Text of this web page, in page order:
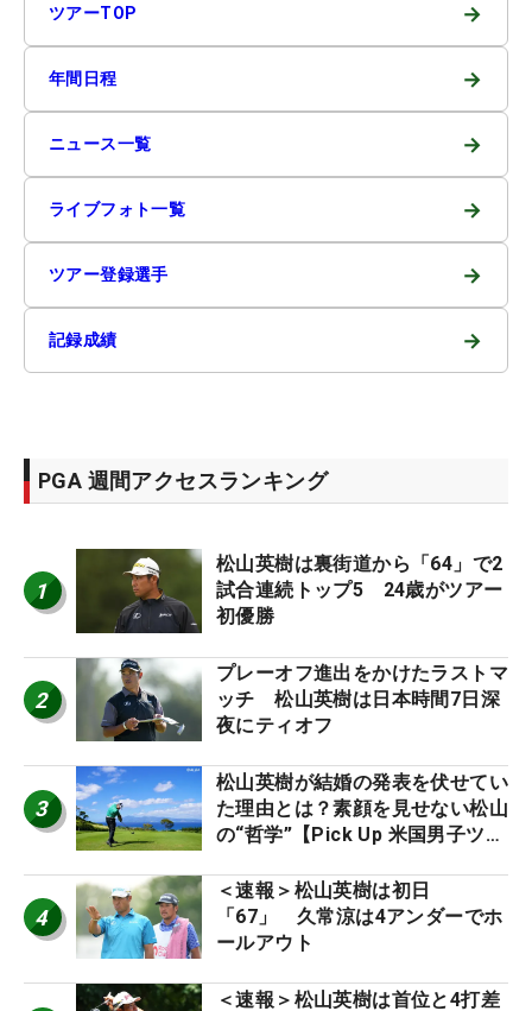
ツアーTOP →
年間日程 →
ニュース一覧 →
ライブフォト一覧 →
ツアー登録選手 →
記録成績 →
PGA 週間アクセスランキング
1
松山英樹は裏街道から「64」で2
試合連続トップ5 24歳がツアー
初優勝
2
プレーオフ進出をかけたラストマ
ッチ 松山英樹は日本時間7日深
夜にティオフ
3
松山英樹が結婚の発表を伏せてい
た理由とは？素顔を見せない松山
の“哲学”【Pick Up 米国男子ツア
4
＜速報＞松山英樹は初日
「67」 久常涼は4アンダーでホ
ールアウト
＜速報＞松山英樹は首位と4打差